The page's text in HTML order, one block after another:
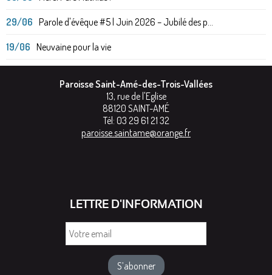
29/06 Parole d'évêque #5 | Juin 2026 – Jubilé des p...
19/06 Neuvaine pour la vie
Paroisse Saint-Amé-des-Trois-Vallées
13, rue de l'Eglise
88120 SAINT-AMÉ
Tél: 03 29 61 21 32
paroisse.saintame@orange.fr
LETTRE D'INFORMATION